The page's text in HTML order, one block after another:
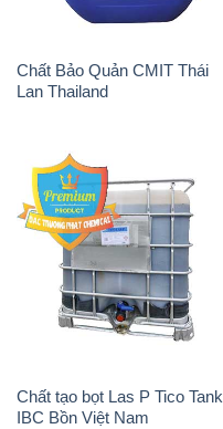
Chất Bảo Quản CMIT Thái
Lan Thailand
Chất tạo bọt Las P Tico Tank
IBC Bồn Việt Nam